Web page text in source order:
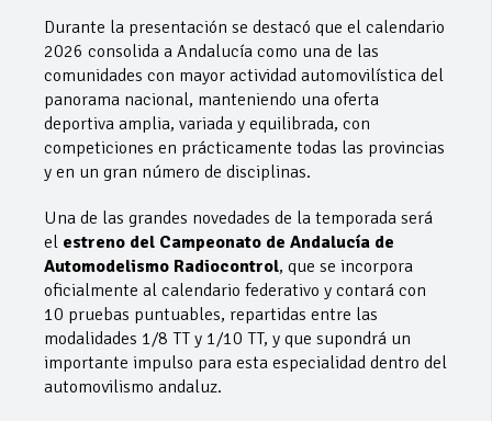
Durante la presentación se destacó que el calendario
2026 consolida a Andalucía como una de las
comunidades con mayor actividad automovilística del
panorama nacional, manteniendo una oferta
deportiva amplia, variada y equilibrada, con
competiciones en prácticamente todas las provincias
y en un gran número de disciplinas.
Una de las grandes novedades de la temporada será
el estreno del Campeonato de Andalucía de
Automodelismo Radiocontrol, que se incorpora
oficialmente al calendario federativo y contará con
10 pruebas puntuables, repartidas entre las
modalidades 1/8 TT y 1/10 TT, y que supondrá un
importante impulso para esta especialidad dentro del
automovilismo andaluz.